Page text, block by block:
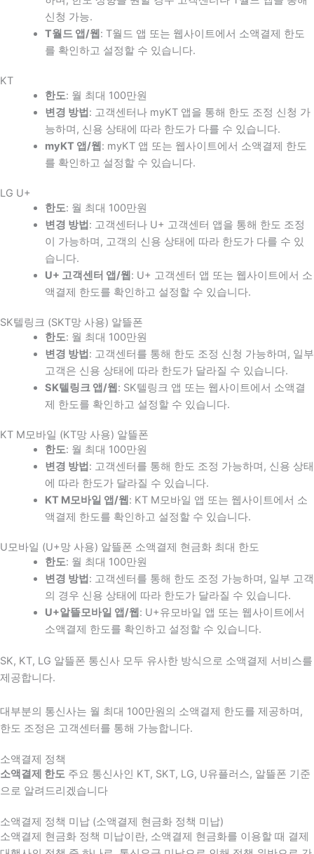
신청 가능.
T월드 앱/웹 : T월드 앱 또는 웹사이트에서 소액결제 한도
를 확인하고 설정할 수 있습니다.
KT
한도: 월 최대 100만원
변경 방법 : 고객센터나 myKT 앱을 통해 한도 조정 신청 가
능하며, 신용 상태에 따라 한도가 다를 수 있습니다.
myKT 앱/웹 : myKT 앱 또는 웹사이트에서 소액결제 한도
를 확인하고 설정할 수 있습니다.
LG U+
한도: 월 최대 100만원
변경 방법 : 고객센터나 U+ 고객센터 앱을 통해 한도 조정
이 가능하며, 고객의 신용 상태에 따라 한도가 다를 수 있
습니다.
U+ 고객센터 앱/웹 : U+ 고객센터 앱 또는 웹사이트에서 소
액결제 한도를 확인하고 설정할 수 있습니다.
SK텔링크 (SKT망 사용) 알뜰폰
한도: 월 최대 100만원
변경 방법 : 고객센터를 통해 한도 조정 신청 가능하며, 일부
고객은 신용 상태에 따라 한도가 달라질 수 있습니다.
SK텔링크 앱/웹 : SK텔링크 앱 또는 웹사이트에서 소액결
제 한도를 확인하고 설정할 수 있습니다.
KT M모바일 (KT망 사용) 알뜰폰
한도: 월 최대 100만원
변경 방법 : 고객센터를 통해 한도 조정 가능하며, 신용 상태
에 따라 한도가 달라질 수 있습니다.
KT M모바일 앱/웹 : KT M모바일 앱 또는 웹사이트에서 소
액결제 한도를 확인하고 설정할 수 있습니다.
U모바일 (U+망 사용) 알뜰폰 소액결제 현금화 최대 한도
한도: 월 최대 100만원
변경 방법 : 고객센터를 통해 한도 조정 가능하며, 일부 고객
의 경우 신용 상태에 따라 한도가 달라질 수 있습니다.
U+알뜰모바일 앱/웹 : U+유모바일 앱 또는 웹사이트에서
소액결제 한도를 확인하고 설정할 수 있습니다.
SK, KT, LG 알뜰폰 통신사 모두 유사한 방식으로 소액결제 서비스를
제공합니다.
대부분의 통신사는 월 최대 100만원의 소액결제 한도를 제공하며,
한도 조정은 고객센터를 통해 가능합니다.
소액결제 정책
소액결제 한도 주요 통신사인 KT, SKT, LG, U유플러스, 알뜰폰 기준
으로 알려드리겠습니다
소액결제 정책 미납 (소액결제 현금화 정책 미납)
소액결제 현금화 정책 미납이란, 소액결제 현금화를 이용할 때 결제